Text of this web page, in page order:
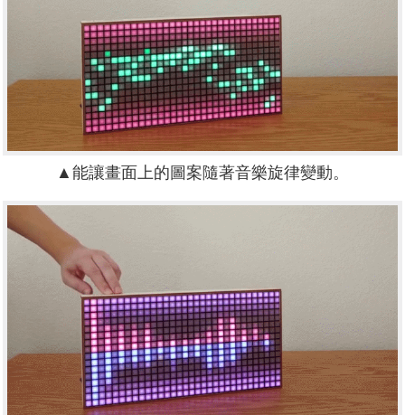
▲能讓畫面上的圖案隨著音樂旋律變動。